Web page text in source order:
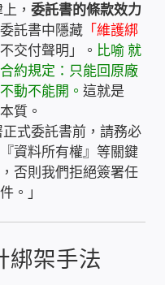
，委託書的條款效力
託書中隱藏 「維護綁
交付聲明」。 比喻 就
約規定：只能回原廠
動不能開。這就是
質。
正式委託書前，請務必
資料所有權』等關鍵
否則我們拒絕簽署任
。」
綁架手法